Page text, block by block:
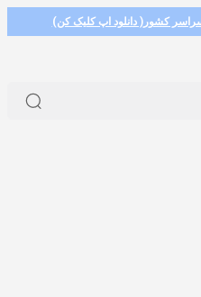
کشور( دانلود اپ کلیک کن)